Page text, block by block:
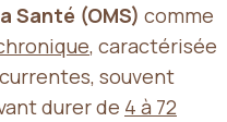
Santé (OMS) comme
, caractérisée
souvent
durer de 4 à 72